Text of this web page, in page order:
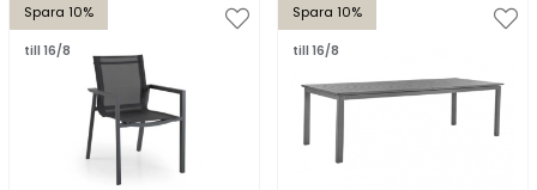
Spara 10%
till 16/8
Spara 10%
till 16/8